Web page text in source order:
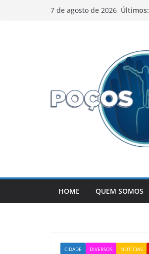
7 de agosto de 2026 Últimos:
HOME QUEM SOMOS
CIDADE DIVERSOS NOTÍCIAS